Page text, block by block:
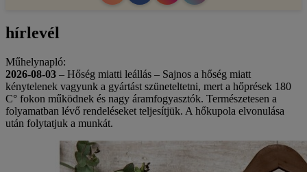
hírlevél
Műhelynapló:
2026-08-03 – Hőség miatti leállás – Sajnos a hőség miatt
kénytelenek vagyunk a gyártást szüneteltetni, mert a hőprések 180
C° fokon működnek és nagy áramfogyasztók. Természetesen a
folyamatban lévő rendeléseket teljesítjük. A hőkupola elvonulása
után folytatjuk a munkát.